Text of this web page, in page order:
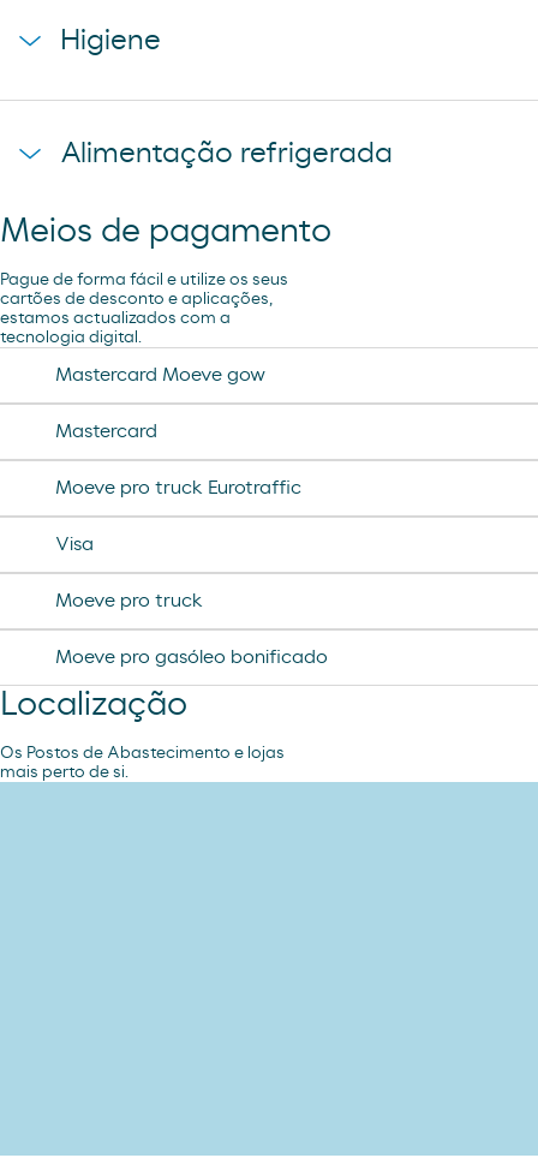
galletas filipinos
cheetos pandilla
caffe latte kaiku
sadwich mediterraneo
Higiene
compresas evax
tampax compak
desodorante spray axe
Alimentação refrigerada
coca cao shake
minifuet sticks
jamon curado navidul
chorizo revilla
helado magnun
helado calippo
Meios de pagamento
Pague de forma fácil e utilize os seus
cartões de desconto e aplicações,
estamos actualizados com a
tecnologia digital.
Mastercard Moeve gow
Mastercard
Moeve pro truck Eurotraffic
Visa
Moeve pro truck
Moeve pro gasóleo bonificado
Localização
Os Postos de Abastecimento e lojas
mais perto de si.